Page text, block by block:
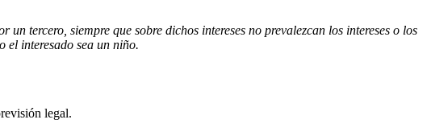
un tercero, siempre que sobre dichos intereses no prevalezcan los intereses o los
el interesado sea un niño.
legal.